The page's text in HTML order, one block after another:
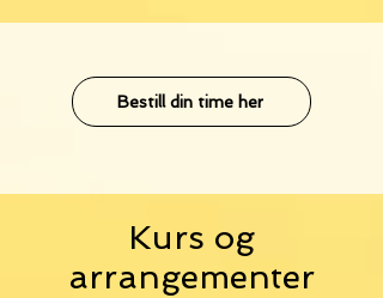
Bestill din time her
Kurs og
arrangementer